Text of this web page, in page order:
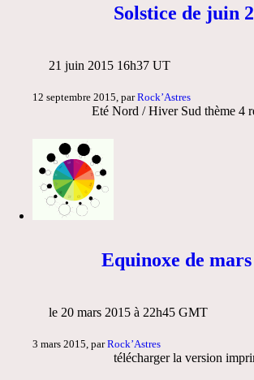
Solstice de juin
21 juin 2015 16h37 UT
12 septembre 2015, parRock’Astres
Eté Nord / Hiver Sud thème 4
Equinoxe de mars
le 20 mars 2015 à 22h45 GMT
3 mars 2015, parRock’Astres
télécharger la version